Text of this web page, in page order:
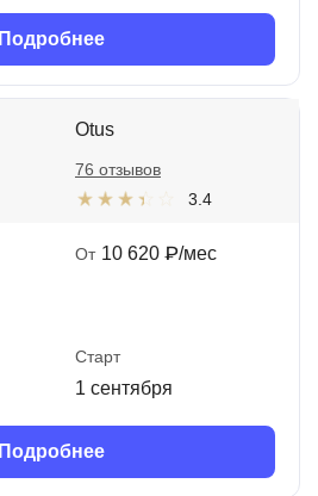
Подробнее
Otus
3.4
76 отзывов
От 10 620 ₽/мес
Старт
1 сентября
Подробнее